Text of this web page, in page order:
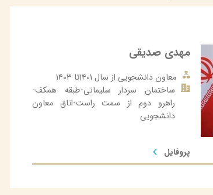
مهدی صدیقی
معاون دانشجویی از سال ۱۴۰۱تا ۱۴۰۳
ساختمان سردار سلیمانی-طبقه همکف-
راهرو دوم از سمت راست-اتاق معاون
دانشجویی
پروفایل